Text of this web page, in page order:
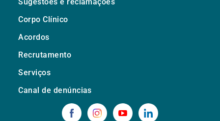
Corpo Clínico
Acordos
Recrutamento
Serviços
Canal de denúncias